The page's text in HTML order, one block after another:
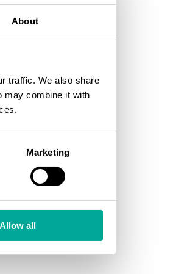
About
traffic. We also share
may combine it with
Marketing
Allow all